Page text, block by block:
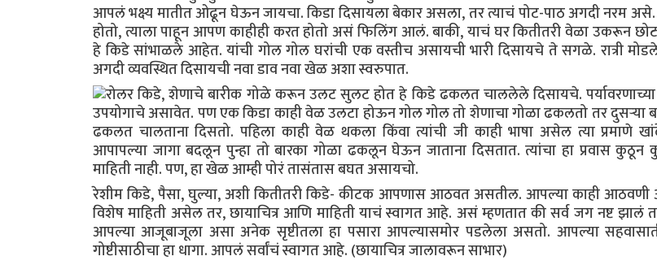
आपलं भक्ष्य मातीत ओढून घेऊन जायचा. किडा दिसायला बेकार असला, तर त्याचं पोट-पाठ अगदी नरम
होतो, त्याला पाहून आपण काहीही करत होतो असं फिलिंग आलं. बाकी, याचं घर कितीतरी वेळा उकरून
हे किडे सांभाळले आहेत. यांची गोल गोल घरांची एक वस्तीच असायची भारी दिसायचे ते सगळे. रात्री
अगदी व्यवस्थित दिसायची नवा डाव नवा खेळ अशा स्वरुपात.
रोलर किडे, शेणाचे बारीक गोळे करून उलट सुलट होत हे किडे ढकलत चाललेले दिसायचे. पर्यावरणाच्या
उपयोगाचे असावेत. पण एक किडा काही वेळ उलटा होऊन गोल गोल तो शेणाचा गोळा ढकलतो तर दुसऱ्या
ढकलत चालताना दिसतो. पहिला काही वेळ थकला किंवा त्यांची जी काही भाषा असेल त्या प्रमाणे
आपापल्या जागा बदलून पुन्हा तो बारका गोळा ढकलून घेऊन जाताना दिसतात. त्यांचा हा प्रवास
माहिती नाही. पण, हा खेळ आम्ही पोरं तासंतास बघत असायचो.
रेशीम किडे, पैसा, घुल्या, अशी कितीतरी किडे- कीटक आपणास आठवत असतील. आपल्या काही आठवणी
विशेष माहिती असेल तर, छायाचित्र आणि माहिती याचं स्वागत आहे. असं म्हणतात की सर्व जग नष्ट झालं
आपल्या आजूबाजूला असा अनेक सृष्टीतला हा पसारा आपल्यासमोर पडलेला असतो. आपल्या
गोष्टीसाठीचा हा धागा. आपलं सर्वांचं स्वागत आहे. (छायाचित्र जालावरून साभार)